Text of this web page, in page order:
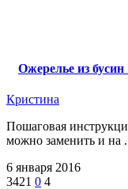
Ожерелье из
Кристина
Пошаговая
можно заменить и на
6 января 2016
3421 0 4